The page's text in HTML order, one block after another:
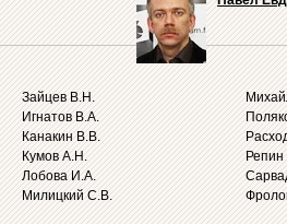
Зайцев В.Н.
Игнатов В.А.
Канакин В.В.
Кумов А.Н.
Лобова И.А.
Милицкий С.В.
Репин